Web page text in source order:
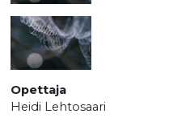
Opettaja
Heidi Lehtosaari